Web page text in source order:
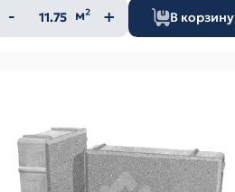
Количество
товара
м² В корзину